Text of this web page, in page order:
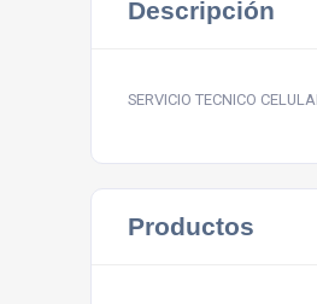
Descripción
SERVICIO TECNICO
Productos